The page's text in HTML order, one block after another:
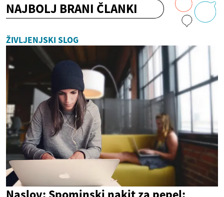
NAJBOLJ BRANI ČLANKI
ŽIVLJENJSKI SLOG